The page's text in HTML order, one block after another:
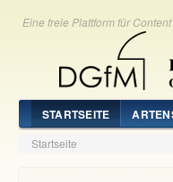
Eine freie Plattform für
STARTSEITE
Startseite